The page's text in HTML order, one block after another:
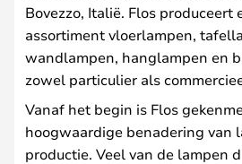
Bovezzo, Italië. Flos produceert
assortiment vloerlampen,
wandlampen, hanglampen en
zowel particulier als
Vanaf het begin is Flos
hoogwaardige benadering van
productie. Veel van de lampen